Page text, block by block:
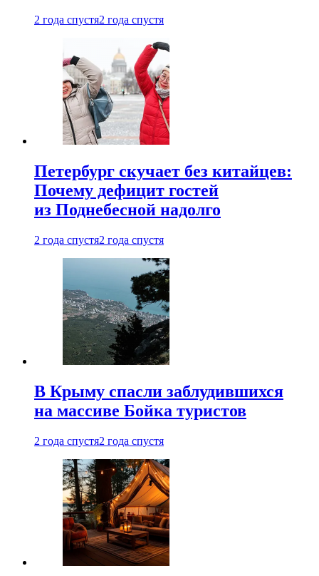
2 года спустя2 года спустя
Петербург скучает без китайцев:
Почему дефицит гостей
из Поднебесной надолго
2 года спустя2 года спустя
В Крыму спасли заблудившихся
на массиве Бойка туристов
2 года спустя2 года спустя